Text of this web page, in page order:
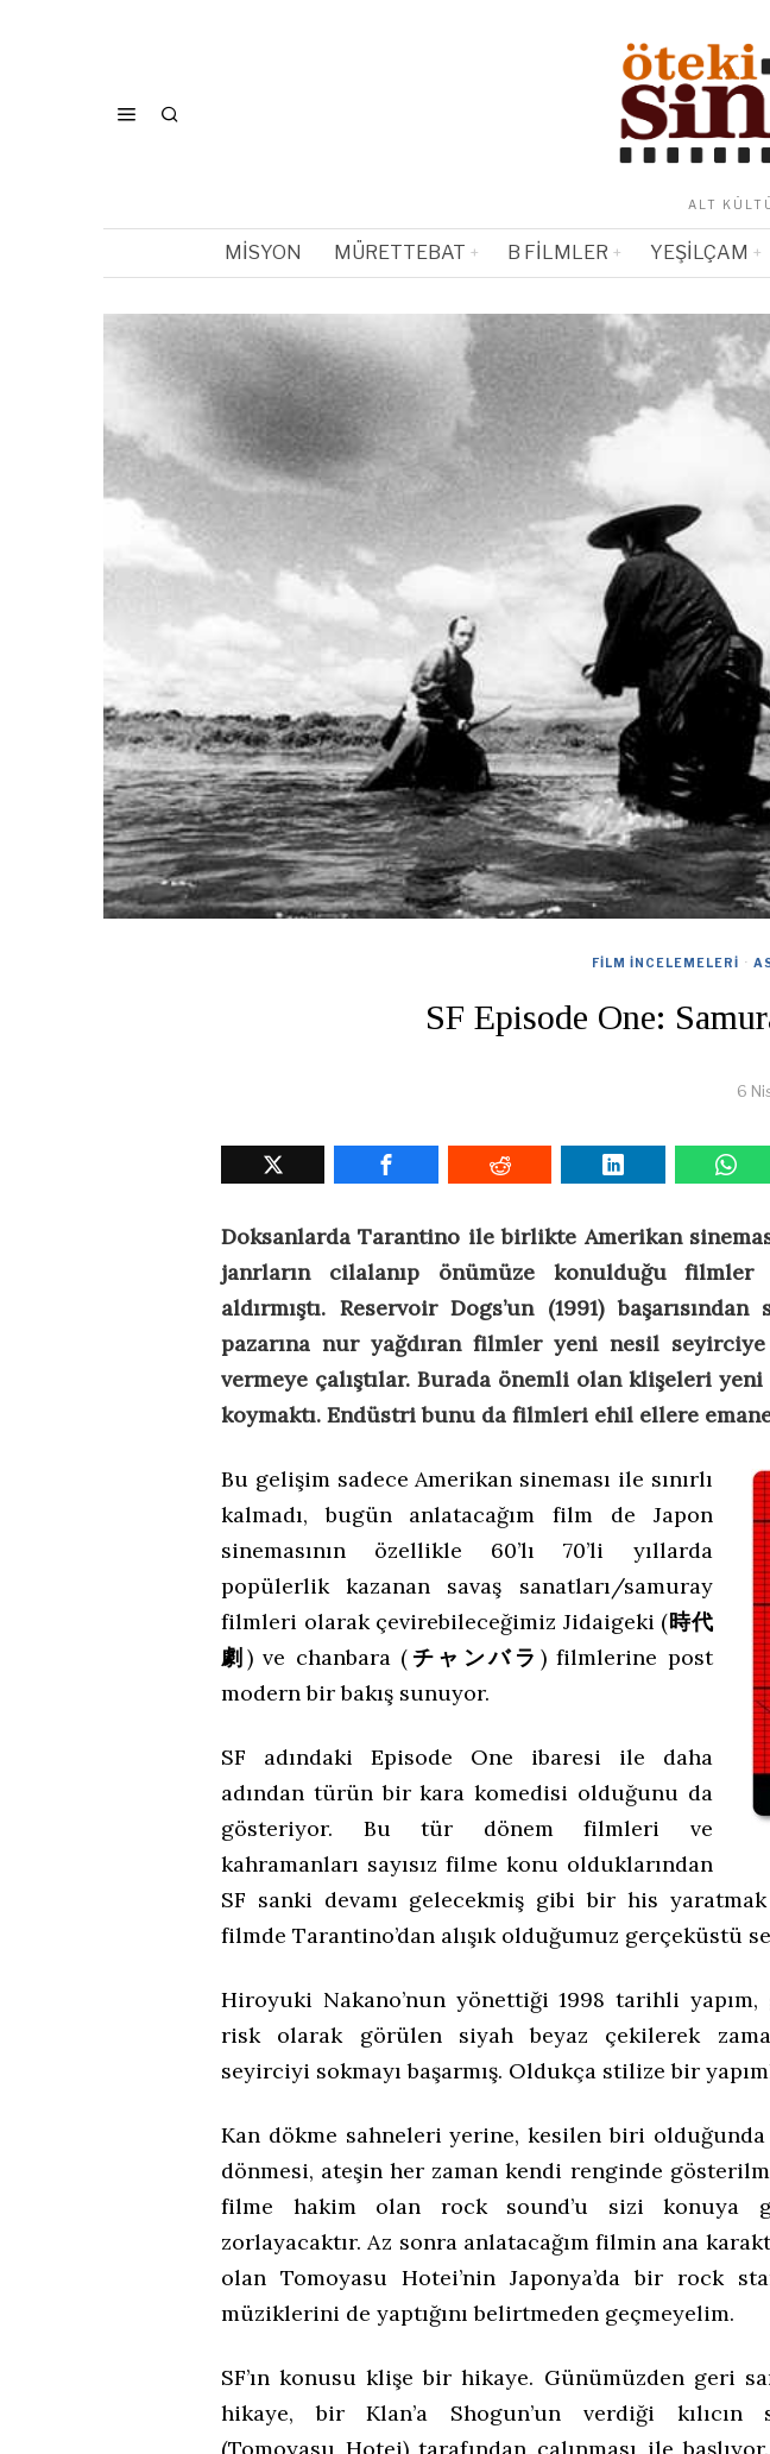
ALT
MISYON MÜRETTEBAT B FILMLER YEŞILÇAM
FILM İNCELEMELERI ·
SF Episode One:
6
Doksanlarda Tarantino ile birlikte Amerikan
janrların cilalanıp önümüze konulduğu
aldırmıştı. Reservoir Dogs’un (1991)
pazarına nur yağdıran filmler yeni nesil seyirciye
vermeye çalıştılar. Burada önemli olan klişeleri
koymaktı. Endüstri bunu da filmleri ehil ellere
Bu gelişim sadece Amerikan sineması ile sınırlı
kalmadı, bugün anlatacağım film de Japon
sinemasının özellikle 60’lı 70’li yıllarda
popülerlik kazanan savaş sanatları/samuray
filmleri olarak çevirebileceğimiz Jidaigeki (時代
劇 ) ve chanbara ( チャンバラ ) filmlerine post
modern bir bakış sunuyor.
SF adındaki Episode One ibaresi ile daha
adından türün bir kara komedisi olduğunu da
gösteriyor. Bu tür dönem filmleri ve
kahramanları sayısız filme konu olduklarından
SF sanki devamı gelecekmiş gibi bir his
filmde Tarantino’dan alışık olduğumuz gerçeküstü
Hiroyuki Nakano’nun yönettiği 1998 tarihli
risk olarak görülen siyah beyaz çekilerek
seyirciyi sokmayı başarmış. Oldukça stilize bir
Kan dökme sahneleri yerine, kesilen biri olduğunda
dönmesi, ateşin her zaman kendi renginde
filme hakim olan rock sound’u sizi konuya
zorlayacaktır. Az sonra anlatacağım filmin ana
olan Tomoyasu Hotei’nin Japonya’da bir rock
müziklerini de yaptığını belirtmeden geçmeyelim.
SF’ın konusu klişe bir hikaye. Günümüzden geri
hikaye, bir Klan’a Shogun’un verdiği kılıcın